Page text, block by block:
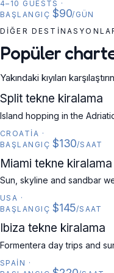
4–10 GUESTS ·
BAŞLANGIÇ $90/GÜN
DIĞER
Popüler
Yakındaki kıyıları
CROATIA
Split tekne kiralama
Island hopping in the
CROATIA ·
BAŞLANGIÇ $130/SAAT
USA
Miami tekne kiralama
Sun, skyline and sandbar
USA ·
BAŞLANGIÇ $145/SAAT
SPAIN
Ibiza tekne kiralama
Formentera day trips and
SPAIN ·